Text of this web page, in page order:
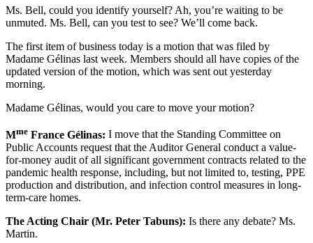
Ms. Bell, could you identify yourself? Ah, you’re waiting to be
unmuted. Ms. Bell, can you test to see? We’ll come back.
The first item of business today is a motion that was filed by
Madame Gélinas last week. Members should all have copies of the
updated version of the motion, which was sent out yesterday
morning.
Madame Gélinas, would you care to move your motion?
Mme France Gélinas: I move that the Standing Committee on
Public Accounts request that the Auditor General conduct a value-
for-money audit of all significant government contracts related to the
pandemic health response, including, but not limited to, testing, PPE
production and distribution, and infection control measures in long-
term-care homes.
The Acting Chair (Mr. Peter Tabuns): Is there any debate? Ms.
Martin.